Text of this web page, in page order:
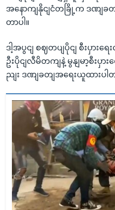
အနောကျနိုငျငံတခြို့က ဒဏျခ
တာပါ။
ဒါ့အပွငျ စဈတပျပိုငျ စီးပှားရ
ဦးပိုငျလီမိတကျနဲ့ မွနျမာ့စီးပှာ
ညျး ဒဏျခတျအရေးယူထားပါ